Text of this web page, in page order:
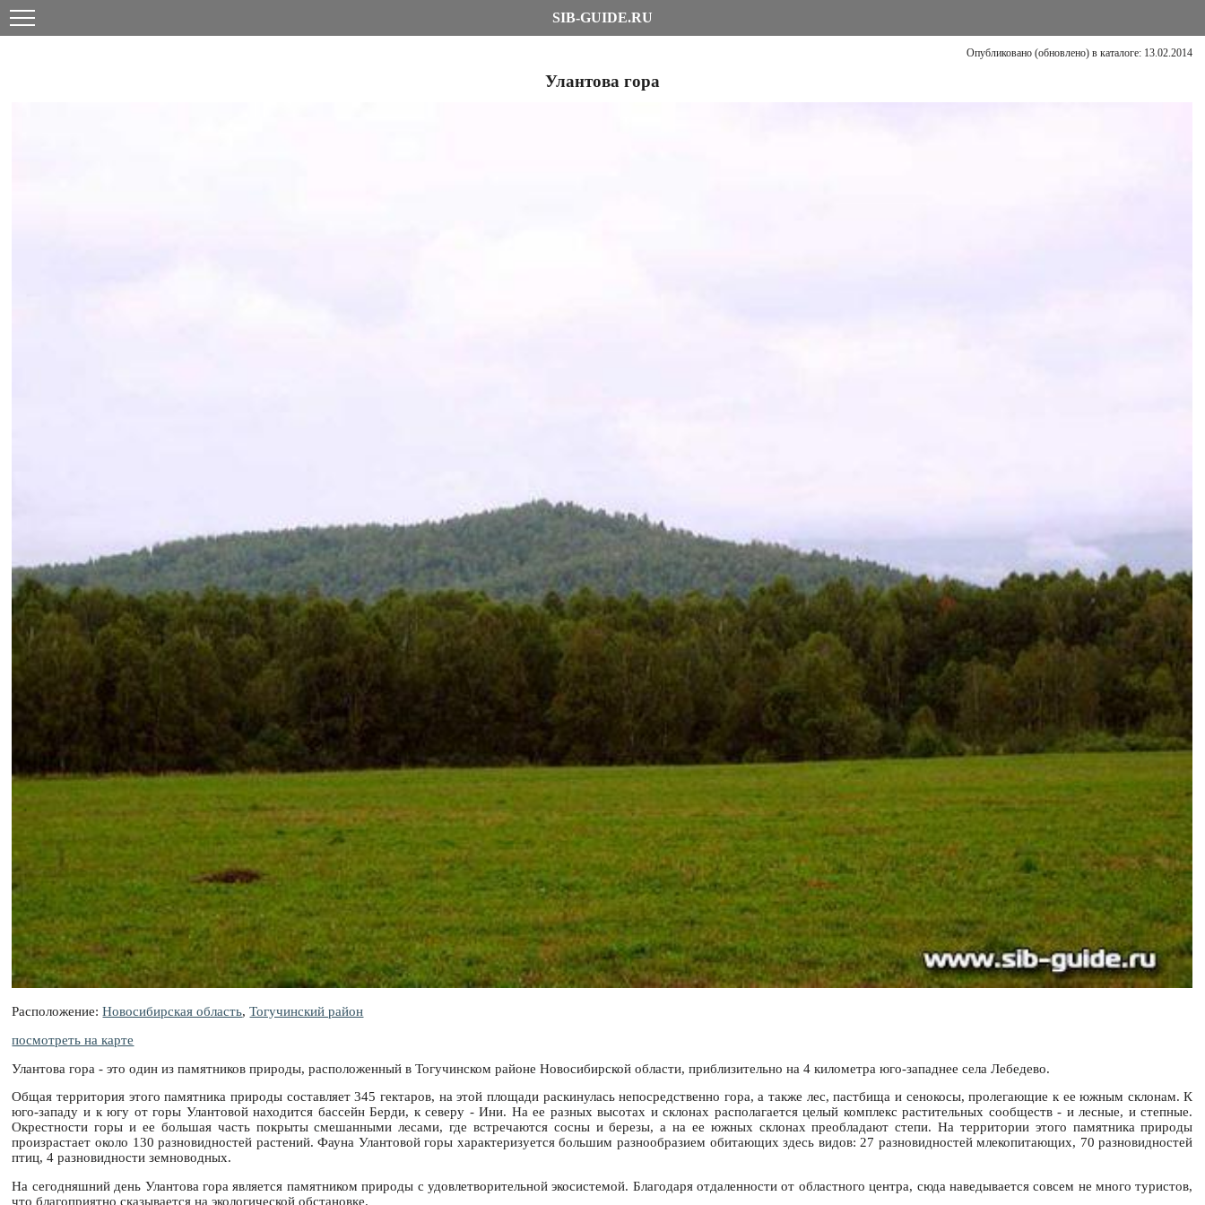
SIB-GUIDE.RU
Опубликовано (обновлено) в каталоге: 13.02.2014
Улантова гора
Расположение:Новосибирская область,Тогучинский район
посмотреть на карте
Улантова гора - это один из памятников природы, расположенный в Тогучинском районе Новосибирской области, приблизительно на 4 километра юго-западнее села Лебедево.
Общая территория этого памятника природы составляет 345 гектаров, на этой площади раскинулась непосредственно гора, а также лес, пастбища и сенокосы, пролегающие к ее южным склонам. К
юго-западу и к югу от горы Улантовой находится бассейн Берди, к северу - Ини. На ее разных высотах и склонах располагается целый комплекс растительных сообществ - и лесные, и степные.
Окрестности горы и ее большая часть покрыты смешанными лесами, где встречаются сосны и березы, а на ее южных склонах преобладают степи. На территории этого памятника природы
произрастает около 130 разновидностей растений. Фауна Улантовой горы характеризуется большим разнообразием обитающих здесь видов: 27 разновидностей млекопитающих, 70 разновидностей
птиц, 4 разновидности земноводных.
На сегодняшний день Улантова гора является памятником природы с удовлетворительной экосистемой. Благодаря отдаленности от областного центра, сюда наведывается совсем не много туристов,
что благоприятно сказывается на экологической обстановке.